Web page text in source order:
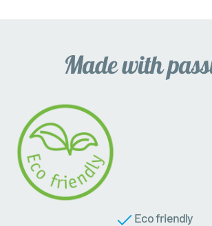
Eco friendly